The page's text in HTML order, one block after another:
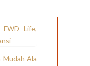
FWD Life,
Mudah Ala